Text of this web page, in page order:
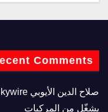
Comments
صلاح الدين الأيوبي
يشغّل من المركبات